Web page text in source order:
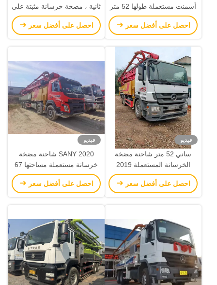
أسمنت مستعملة طولها 52 متر
ZLJ5353THBBE مع هيكل بنز
احصل على أفضل سعر
ثانية ، مضخة خرسانة مثبتة على
شاحنة 52 متر
احصل على أفضل سعر
فيديو
ساني 52 متر شاحنة مضخة
الخرسانة المستعملة 2019
SYM5350THB معدات البناء
احصل على أفضل سعر
فيديو
2020 SANY شاحنة مضخة
خرسانة مستعملة مساحتها 67
مترًا مثبتة على هيكل فولفو
احصل على أفضل سعر